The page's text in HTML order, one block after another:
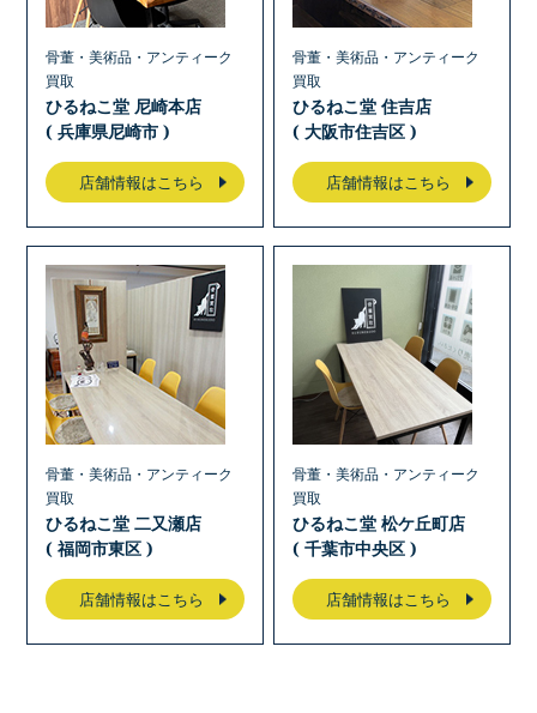
骨董・美術品・アンティーク
買取
ひるねこ堂 尼崎本店
( 兵庫県尼崎市 )
店舗情報はこちら
骨董・美術品・アンティーク
買取
ひるねこ堂 住吉店
( 大阪市住吉区 )
店舗情報はこちら
骨董・美術品・アンティーク
買取
ひるねこ堂 二又瀬店
( 福岡市東区 )
店舗情報はこちら
骨董・美術品・アンティーク
買取
ひるねこ堂 松ケ丘町店
( 千葉市中央区 )
店舗情報はこちら